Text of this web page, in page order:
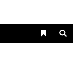
Liens